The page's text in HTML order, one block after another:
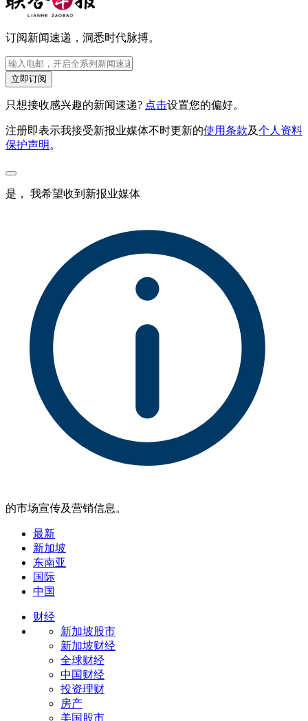
订阅新闻速递，洞悉时代脉搏。
立即订阅
只想接收感兴趣的新闻速递? 点击设置您的偏好。
注册即表示我接受新报业媒体不时更新的使用条款及个人资料
保护声明 。
是， 我希望收到新报业媒体
的市场宣传及营销信息。
最新
新加坡
东南亚
国际
中国
财经
新加坡股市
新加坡财经
全球财经
中国财经
投资理财
房产
美国股市